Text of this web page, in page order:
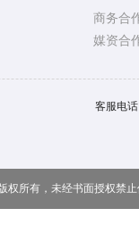
商务合
媒资合
客服电
权所有，未经书面授权